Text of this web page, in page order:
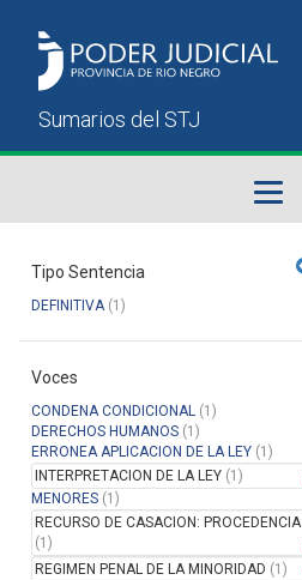
Sumarios del STJ
Manual del Usuario
Tipo Sentencia
DEFINITIVA(1)
Voces
CONDENA CONDICIONAL (1)
DERECHOS HUMANOS (1)
ERRONEA APLICACION DE LA LEY (1)
INTERPRETACION DE LA LEY (1)
MENORES (1)
RECURSO DE CASACION: PROCEDENCIA
(1)
REGIMEN PENAL DE LA MINORIDAD (1)